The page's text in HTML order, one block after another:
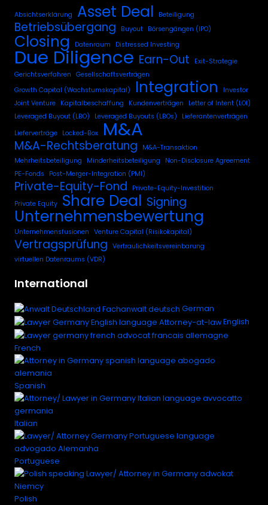
Absichtserklärung Asset Deal Beteiligung
Betriebsübergang Buyout Börsengängen (IPO)
Closing Datenraum Distressed Investing
Due Diligence Earn-Out
Exit-Strategie
Gerichtsverfahren Gesellschaftsverträgen
Growth Capital (Wachstumskapital)
Integration
Investor
Joint Venture Kapitalbeschaffung Kundenverträgen
Letter of Intent (LOI)
Leveraged Buyout (LBO)
Leveraged Buyouts (LBOs)
Lieferantenverträgen
Lieferverträge Locked-Box M&A
M&A-Rechtsberatung
M&A-Transaktion
Mehrheitsbeteiligung
Minderheitsbeteiligung
Non-Disclosure Agreement
PE-Fonds
Post-Merger-Integration (PMI)
Private-Equity-Fond
Private-Equity-Investition
Private Equity Share Deal Signing
Unternehmensbewertung
Unternehmensfusionen Venture Capital (Risikokapital)
Vertragsprüfung Vertraulichkeitsvereinbarung
virtuellen Datenraums (VDR)
International
German
English
French
Spanish
Italian
Portuguese
Polish